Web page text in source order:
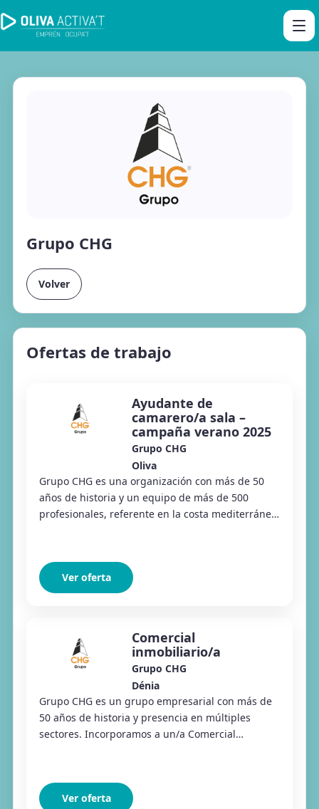
Grupo CHG
Volver
Ofertas de trabajo
Ayudante de
camarero/a sala –
campaña verano 2025
Grupo CHG
Oliva
Grupo CHG es una organización con más de 50
años de historia y un equipo de más de 500
profesionales, referente en la costa mediterránea.
Ver oferta
Comercial
inmobiliario/a
Grupo CHG
Dénia
Grupo CHG es un grupo empresarial con más de
50 años de historia y presencia en múltiples
sectores. Incorporamos a un/a Comercial
Ver oferta